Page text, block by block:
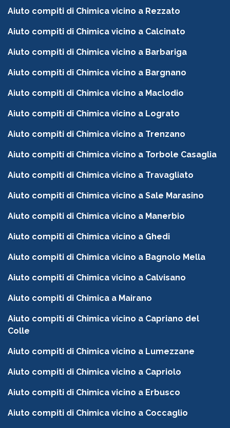
Aiuto compiti di Chimica vicino a Rezzato
Aiuto compiti di Chimica vicino a Calcinato
Aiuto compiti di Chimica vicino a Barbariga
Aiuto compiti di Chimica vicino a Bargnano
Aiuto compiti di Chimica vicino a Maclodio
Aiuto compiti di Chimica vicino a Lograto
Aiuto compiti di Chimica vicino a Trenzano
Aiuto compiti di Chimica vicino a Torbole Casaglia
Aiuto compiti di Chimica vicino a Travagliato
Aiuto compiti di Chimica vicino a Sale Marasino
Aiuto compiti di Chimica vicino a Manerbio
Aiuto compiti di Chimica vicino a Ghedi
Aiuto compiti di Chimica vicino a Bagnolo Mella
Aiuto compiti di Chimica vicino a Calvisano
Aiuto compiti di Chimica a Mairano
Aiuto compiti di Chimica vicino a Capriano del
Colle
Aiuto compiti di Chimica vicino a Lumezzane
Aiuto compiti di Chimica vicino a Capriolo
Aiuto compiti di Chimica vicino a Erbusco
Aiuto compiti di Chimica vicino a Coccaglio